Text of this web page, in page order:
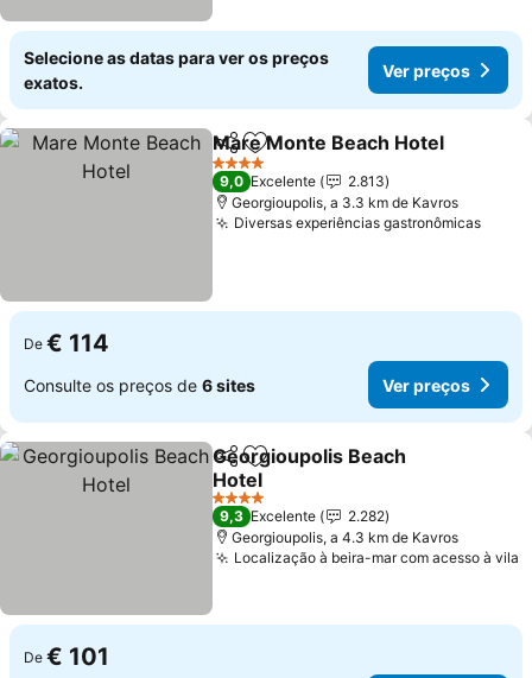
Selecione as datas para ver os preços
exatos.
Ver preços
PartilharAdicionar aos favoritos
Mare Monte Beach Hotel
4 Estrelas
9,0 Excelente
2.813
Georgioupolis, a 3.3 km de Kavros
Diversas experiências gastronômicasVer
De € 114
Consulte os preços de 6 sites Ver preços
PartilharAdicionar aos favoritos
Georgioupolis Beach
Hotel
Ver preços
4 Estrelas
9,3 Excelente
2.282
Georgioupolis, a 4.3 km de Kavros
Localização à beira-mar com acesso à vila
De € 101